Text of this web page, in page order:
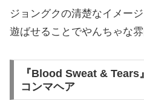
ジョングクの清楚なイメー
遊ばせることでやんちゃな
『Blood Sweat & Tears
コンマヘア